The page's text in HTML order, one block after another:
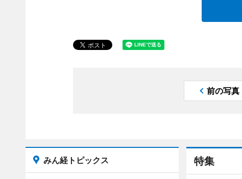
前の写真
特集
みん経トピックス